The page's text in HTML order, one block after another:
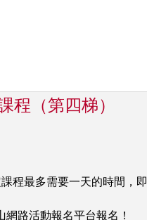
程（第四梯）
程最多需要一天的時間，即
路活動報名平台報名！